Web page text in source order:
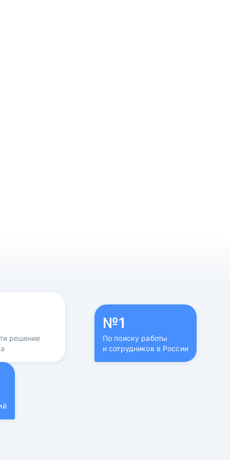
решение
№1
По поиску работы
и сотрудников в России